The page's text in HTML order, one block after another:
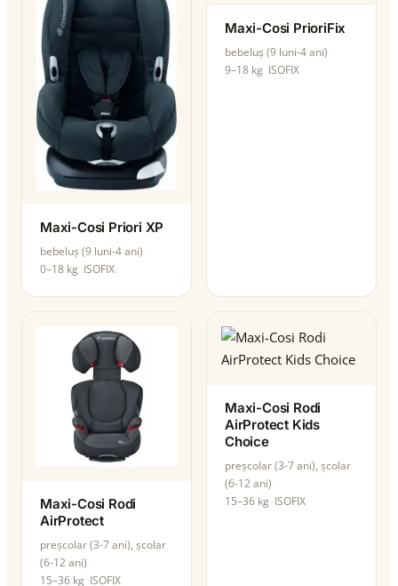
Maxi-Cosi Priori XP
bebeluș (9 luni-4 ani)
0–18 kg ISOFIX
Maxi-Cosi PrioriFix
bebeluș (9 luni-4 ani)
9–18 kg ISOFIX
Maxi-Cosi Rodi
AirProtect
preșcolar (3-7 ani), școlar
(6-12 ani)
15–36 kg ISOFIX
Maxi-Cosi Rodi
AirProtect Kids
Choice
preșcolar (3-7 ani), școlar
(6-12 ani)
15–36 kg ISOFIX